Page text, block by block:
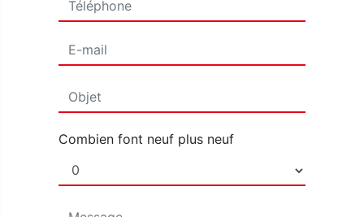
Combien font neuf plus neuf